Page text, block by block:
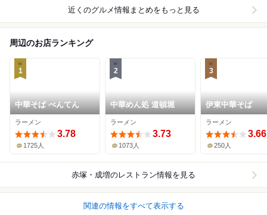
近くのグルメ情報まとめをもっと見る
周辺のお店ランキング
1
中華そば べんてん
ラーメン
3.78
1725人
2
中華めん処 道頓堀
ラーメン
3.73
1073人
3
伊東中華そば
ラーメン
3.66
250人
赤塚・成増のレストラン情報を見る
関連の情報をすべて表示する